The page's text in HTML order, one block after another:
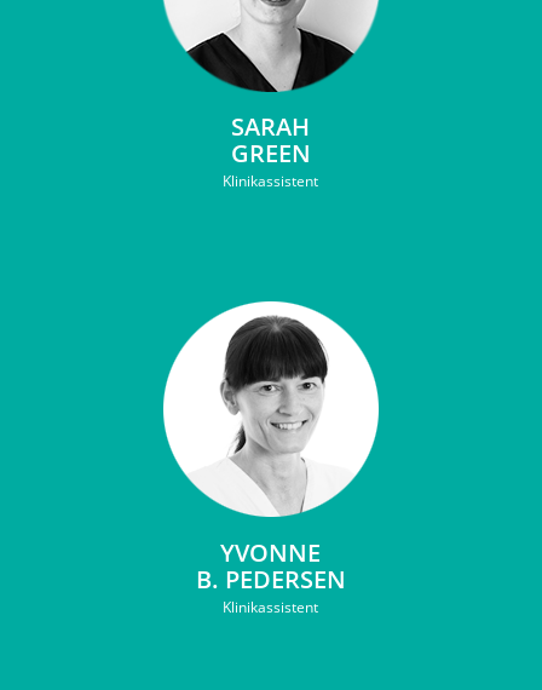
SARAH
GREEN
Klinikassistent
YVONNE
B. PEDERSEN
Klinikassistent